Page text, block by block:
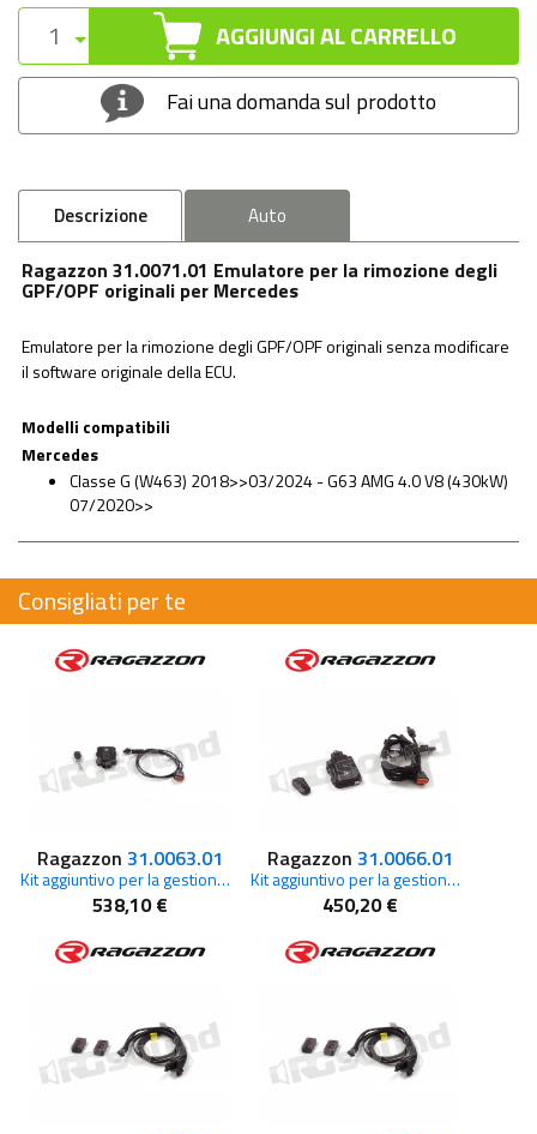
AGGIUNGI AL CARRELLO
Fai una domanda sul prodotto
Descrizione Auto
Ragazzon 31.0071.01 Emulatore per la rimozione degli
GPF/OPF originali per Mercedes
Emulatore per la rimozione degli GPF/OPF originali senza modificare
il software originale della ECU.
Modelli compatibili
Mercedes
Classe G (W463) 2018>>03/2024 - G63 AMG 4.0 V8 (430kW)
07/2020>>
Consigliati per te
Ragazzon 31.0063.01
Kit aggiuntivo per la gestione dell’apertura della valvola tramite telecomando per Mercedes
538,10 €
Ragazzon 31.0066.01
Kit aggiuntivo per la gestione dell’apertura della valvola tramite telecomando per Volkswagen
450,20 €